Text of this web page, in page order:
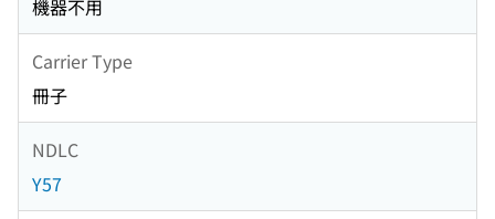
機器不用
Carrier Type
冊子
NDLC
Y57